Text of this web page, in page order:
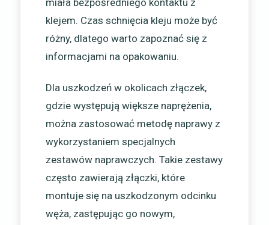
miała bezpośredniego kontaktu z
klejem. Czas schnięcia kleju może być
różny, dlatego warto zapoznać się z
informacjami na opakowaniu.
Dla uszkodzeń w okolicach złączek,
gdzie występują większe naprężenia,
można zastosować metodę naprawy z
wykorzystaniem specjalnych
zestawów naprawczych. Takie zestawy
często zawierają złączki, które
montuje się na uszkodzonym odcinku
węża, zastępując go nowym,